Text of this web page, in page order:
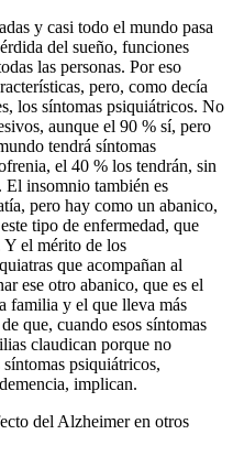
y casi todo el mundo pasa
del sueño, funciones
las personas. Por eso
pero, como decía
los síntomas psiquiátricos. No
aunque el 90 % sí, pero
tendrá síntomas
el 40 % los tendrán, sin
El insomnio también es
pero hay como un abanico,
tipo de enfermedad, que
el mérito de los
que acompañan al
ese otro abanico, que es el
familia y el que lleva más
que, cuando esos síntomas
claudican porque no
psiquiátricos,
implican.
del Alzheimer en otros